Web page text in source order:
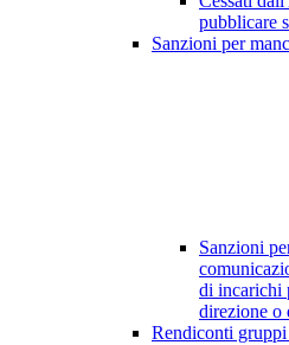
pubblicare
Sanzioni per
Sanzioni
di incarichi
direzione o
Rendiconti